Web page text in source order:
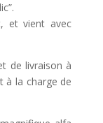
et vient avec
de livraison à
à la charge de